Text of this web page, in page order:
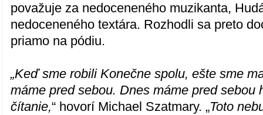
považuje za nedoceneného muzikanta,
nedoceneného textára. Rozhodli sa preto
priamo na pódiu.
„Keď sme robili Konečne spolu, ešte sme
máme pred sebou. Dnes máme pred sebou
čítanie,“ hovorí Michael Szatmary. „Toto